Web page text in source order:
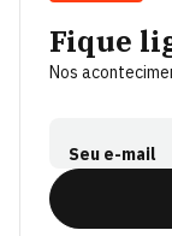
Fique
Nos
Seu e-mail